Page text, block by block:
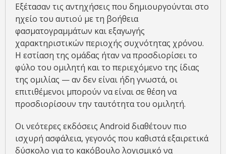
Εξέτασαν τις αντηχήσεις που δημιουργούνται στο
ηχείο του αυτιού με τη βοήθεια
φασματογραμμάτων και εξαγωγής
χαρακτηριστικών περιοχής συχνότητας χρόνου.
Η εστίαση της ομάδας ήταν να προσδιορίσει το
φύλο του ομιλητή και το περιεχόμενο της ίδιας
της ομιλίας — αν δεν είναι ήδη γνωστά, οι
επιτιθέμενοι μπορούν να είναι σε θέση να
προσδιορίσουν την ταυτότητα του ομιλητή.
Οι νεότερες εκδόσεις Android διαθέτουν πιο
ισχυρή ασφάλεια, γεγονός που καθιστά εξαιρετικά
δύσκολο για το κακόβουλο λογισμικό να